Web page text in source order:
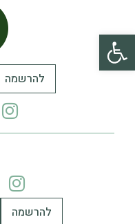
פתח סרגל
להרשמה
להרשמה